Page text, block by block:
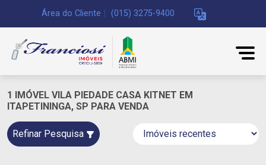
Área do Cliente (015) 3275-9400
1 IMÓVEL VILA PIEDADE CASA KITNET EM
ITAPETININGA, SP PARA VENDA
Refinar Pesquisa